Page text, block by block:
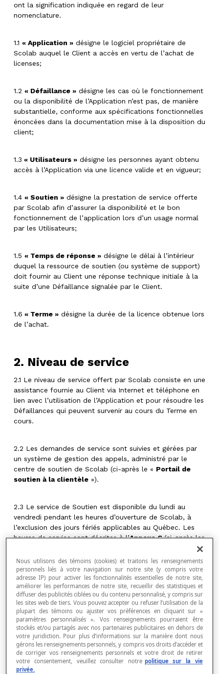
ont la signification indiquée en regard de leur
nomenclature.
1.1 « Application » désigne le logiciel propriétaire de
Scolab auquel le Client a accès en vertu de l’achat de
licenses;
1.2 « Défaillance » désigne les cas où le fonctionnement
ou la disponibilité de l’Application n’est pas, de manière
substantielle, conforme aux spécifications fonctionnelles
énoncées dans la documentation mise à la disposition du
client;
1.3 « Utilisateurs » désigne les personnes ayant obtenu
accès à l’Application via une licence valide et en vigueur;
1.4 « Soutien » désigne la prestation de service offerte
par Scolab afin d’assurer la disponibilité et le bon
fonctionnement de l’application lors d’un usage normal
par les Utilisateurs;
1.5 « Temps de réponse » désigne le délai à l’intérieur
duquel la ressource de soutien (ou système de support)
doit fournir au Client une réponse technique initiale à la
suite d’une Défaillance signalée par le Client.
1.6 « Terme » désigne la durée de la licence obtenue lors
de l’achat.
2. Niveau de service
2.1 Le niveau de service offert par Scolab consiste en une
assistance fournie au Client via Internet et téléphone en
lien avec l’utilisation de l’Application et pour résoudre les
Défaillances qui peuvent survenir au cours du Terme en
cours.
2.2 Les demandes de service sont suivies et gérées par
un système de gestion des appels, administré par le
centre de soutien de Scolab (ci-après le « Portail de
soutien à la clientèle »).
2.3 Le service de Soutien est disponible du lundi au
vendredi pendant les heures d’ouverture de Scolab, à
l’exclusion des jours fériés applicables au Québec. Les
heures de service sont décrites à l’Annexe C(ci-après les
2.4Classification par niveau de priorité. Les
Défaillances sont classées par Scolab en fonction de la
gravité de l’impact sur l’utilisation de l’Application, selon
le tableau de l’Annexe B. Le Client comprend et accepte
que la classification de la priorité des demandes sera
déterminée par Scolab à sa seule discrétion.
3.Obligations du client
Nous utilisons des témoins (cookies) et traitons les renseignements
personnels liés à votre navigation sur notre site (y compris votre
adresse IP) pour activer les fonctionnalités essentielles de notre site,
améliorer les performances de notre site, recueillir des statistiques et
diffuser des publicités ciblées ou du contenu personnalisé, y compris sur
les sites web de tiers. Vous pouvez accepter ou refuser l’utilisation de la
plupart des témoins ou ajuster vos préférences en cliquant sur «
paramètres personnalisés ». Vos renseignements pourraient être
stockés et/ou partagés avec nos partenaires publicitaires en dehors de
votre juridiction. Pour plus d’informations sur la manière dont nous
gérons les renseignements personnels, y compris vos droits d’accéder et
de corriger vos renseignements personnels et votre droit de retirer
votre consentement, veuillez consulter notre politique sur la vie
privée.